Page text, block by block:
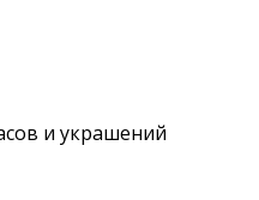
и украшений